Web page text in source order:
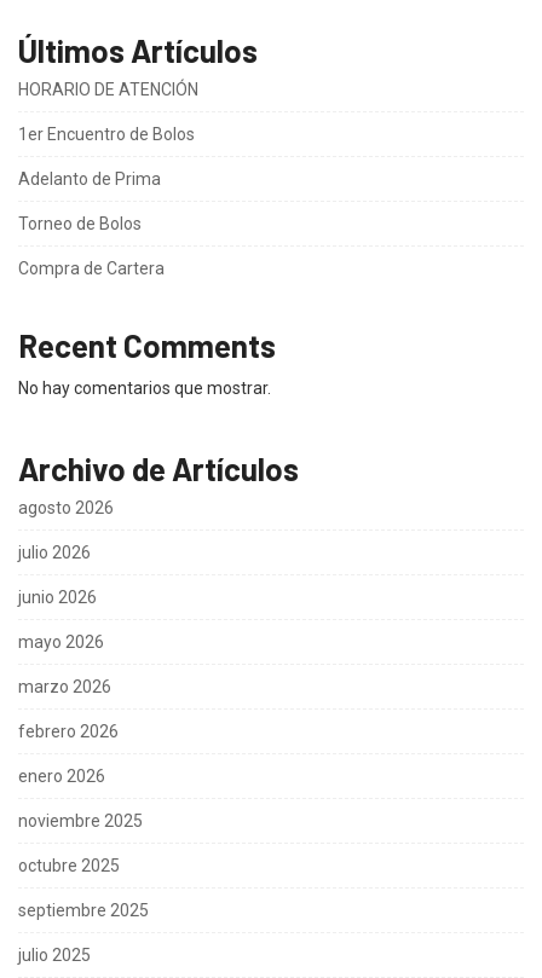
Últimos Artículos
HORARIO DE ATENCIÓN
1er Encuentro de Bolos
Adelanto de Prima
Torneo de Bolos
Compra de Cartera
Recent Comments
No hay comentarios que mostrar.
Archivo de Artículos
agosto 2026
julio 2026
junio 2026
mayo 2026
marzo 2026
febrero 2026
enero 2026
noviembre 2025
octubre 2025
septiembre 2025
julio 2025